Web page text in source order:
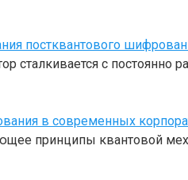
постквантового
сталкивается с постоянно
в современных
принципы квантовой